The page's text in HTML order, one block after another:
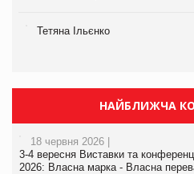
Тетяна Ільєнко
НАЙБЛИЖЧА
18 червня 2026 |
3-4 вересня Виставки та
2026: Власна марка - Власна